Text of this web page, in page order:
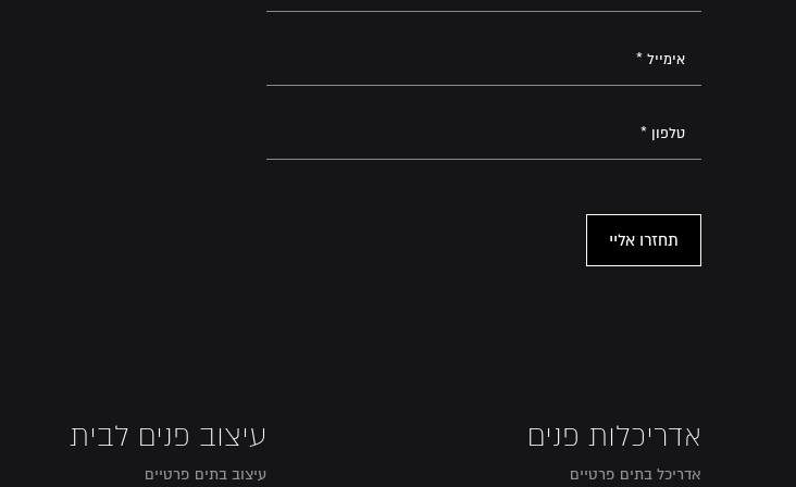
אדריכלות פנים
אדריכל בתים פרטיים
עיצוב פנים לבית
עיצוב בתים פרטיים